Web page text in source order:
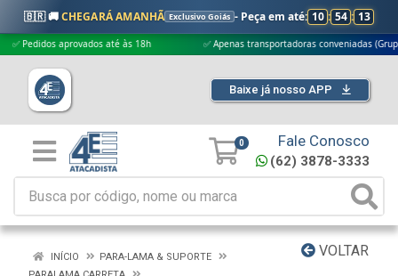
🇧🇷 🚚CHEGARÁ AMANHÃ Exclusivo Goiás - Peça em até: 10 : 54 : 12
aprovados até às 18h ✅ Apenas transportadoras conveniadas (Grupo G5)
Baixe já nosso APP
0 Fale Conosco
(62) 3878-3333
VOLTAR
INÍCIO
PARA-LAMA & SUPORTE